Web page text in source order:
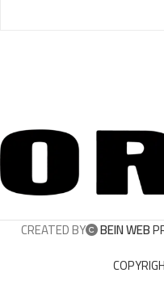
CREATED BY BEIN WEB